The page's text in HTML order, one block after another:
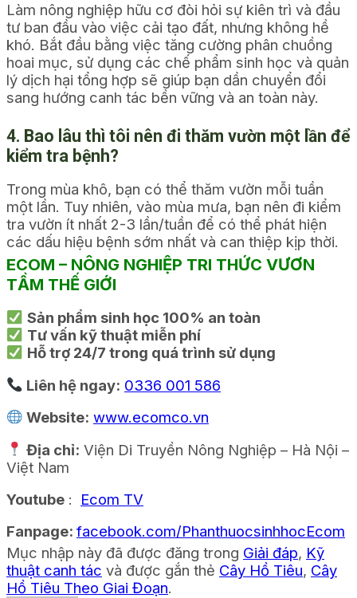
Làm nông nghiệp hữu cơ đòi hỏi sự kiên trì và đầu
tư ban đầu vào việc cải tạo đất, nhưng không hề
khó. Bắt đầu bằng việc tăng cường phân chuồng
hoai mục, sử dụng các chế phẩm sinh học và quản
lý dịch hại tổng hợp sẽ giúp bạn dần chuyển đổi
sang hướng canh tác bền vững và an toàn này.
4. Bao lâu thì tôi nên đi thăm vườn một lần để
kiểm tra bệnh?
Trong mùa khô, bạn có thể thăm vườn mỗi tuần
một lần. Tuy nhiên, vào mùa mưa, bạn nên đi kiểm
tra vườn ít nhất 2-3 lần/tuần để có thể phát hiện
các dấu hiệu bệnh sớm nhất và can thiệp kịp thời.
ECOM – NÔNG NGHIỆP TRI THỨC VƯƠN
TẦM THẾ GIỚI
Sản phẩm sinh học 100% an toàn
Tư vấn kỹ thuật miễn phí
Hỗ trợ 24/7 trong quá trình sử dụng
Liên hệ ngay: 0336 001 586
Website: www.ecomco.vn
Địa chỉ: Viện Di Truyền Nông Nghiệp – Hà Nội –
Việt Nam
Youtube : Ecom TV
Fanpage: facebook.com/PhanthuocsinhhocEcom
Mục nhập này đã được đăng trong Giải đáp, Kỹ
thuật canh tác và được gắn thẻ Cây Hồ Tiêu, Cây
Hồ Tiêu Theo Giai Đoạn.